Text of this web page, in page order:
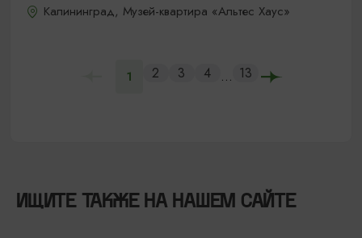
Калининград, Музей-квартира «Альтес Хаус»
1 2 3 4 ... 13
ИЩИТЕ ТАКЖЕ НА НАШЕМ САЙТЕ